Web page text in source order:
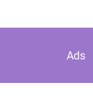
Ads